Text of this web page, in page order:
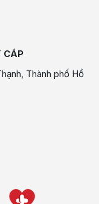
CÁP
Thành phố Hồ